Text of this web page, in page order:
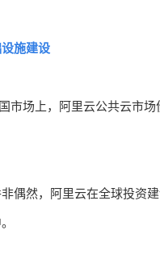
施建设
市场上，阿里云公共云市
偶然，阿里云在全球投资